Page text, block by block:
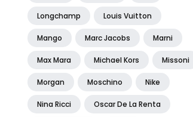
Longchamp Louis Vuitton
Mango Marc Jacobs Marni
Max Mara Michael Kors Missoni
Morgan Moschino Nike
Nina Ricci Oscar De La Renta